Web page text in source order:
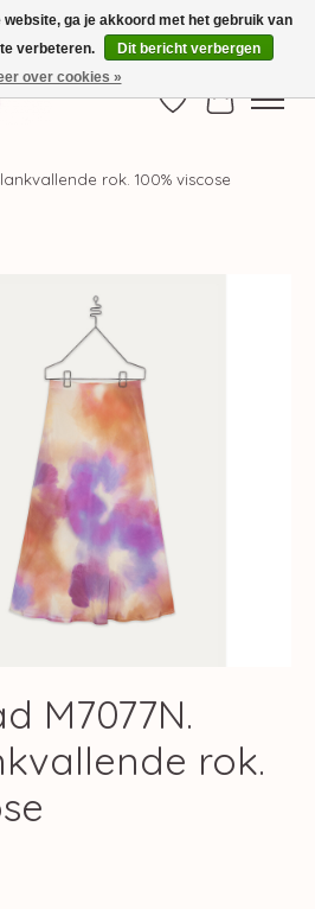
Verlanglijst
rok. 100% viscose
M7077N.
rok.
website, ga je akkoord met het gebruik van
verbeteren.
Dit bericht verbergen
over cookies »